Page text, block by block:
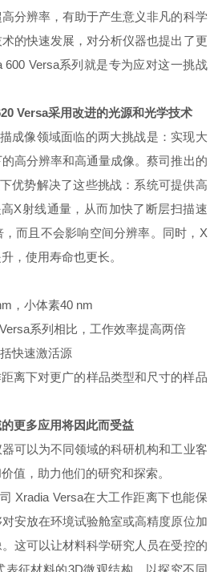
分辨率，有助于产生意义非凡的科学
的快速发展，对分析仪器也提出了更
600 Versa系列就是专为应对这一挑战
Versa采用改进的光源和光学技术
像领域面临的两大挑战是：实现大
高分辨率和高通量成像。蔡司推出的
优势解决了这些挑战：系统可提供高
X射线通量，从而加快了断层扫描速
而且不会影响空间分辨率。同时，X
，使用寿命也更长。
，小体素40 nm
系列相比，工作效率提高两倍
快速激活源
下对更广的样品类型和尺寸的样品
更多应用将因此而受益
以为不同领域的科研机构和工业客
值，助力他们的研究和探索。
Versa在大工作距离下也能保
安放在环境试验舱室或高精度原位加
这可以让材料科学研究人员在受控的
表征材料的3D微观结构，以探究不同